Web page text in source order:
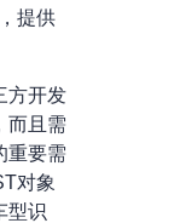
提供
方开发
而且需
重要需
对象
型识